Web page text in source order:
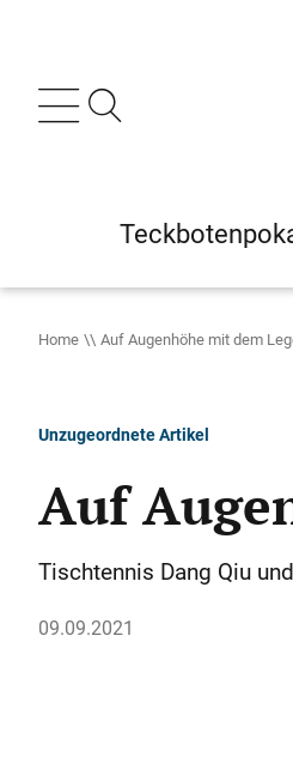
Home Auf Augenhöhe mit dem
Unzugeordnete Artikel
Auf
Tischtennis Dang Qiu
09.09.2021